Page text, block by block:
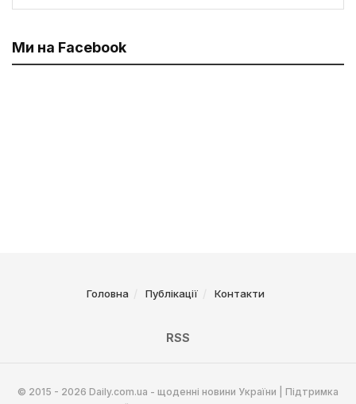
Ми на Facebook
Головна Публікації Контакти
RSS
© 2015 - 2026 Daily.com.ua - щоденні новини України | Підтримка